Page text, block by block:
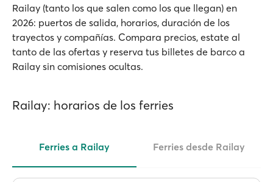
Railay (tanto los que salen como los que llegan) en
2026: puertos de salida, horarios, duración de los
trayectos y compañías. Compara precios, estate al
tanto de las ofertas y reserva tus billetes de barco a
Railay sin comisiones ocultas.
Railay: horarios de los ferries
Ferries a Railay Ferries desde Railay